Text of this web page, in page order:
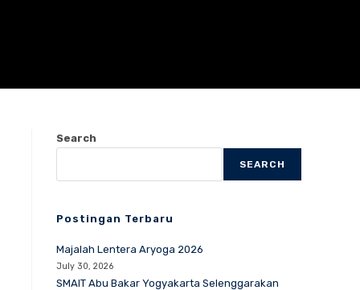
Search
SEARCH
Postingan Terbaru
Majalah Lentera Aryoga 2026
July 30, 2026
SMAIT Abu Bakar Yogyakarta Selenggarakan